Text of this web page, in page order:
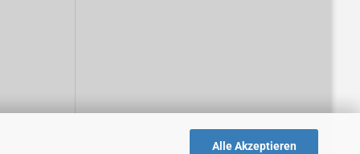
Alle Akzeptieren